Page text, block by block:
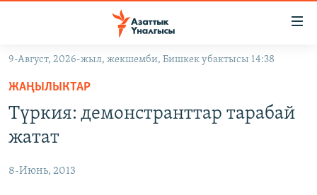
Навигацияга
өтүңүз
Издөөгө
салыңызКЫРГЫЗСТАН
ЭКОНОМИКА
ДҮЙНӨ
БОРБОР АЗИЯ
АТАЙЫН ИЛИКТӨӨ
9-Август, 2026-жыл, жекшемби, Бишкек убактысы 14:38
ЖАҢЫЛЫКТАР
Түркия: демонстранттар тарабай
жатат
8-Июнь, 2013